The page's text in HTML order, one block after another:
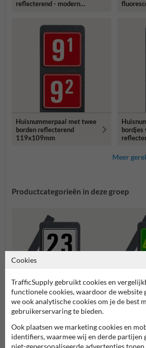
reflecterend - modern
Huisnummerpaal met twee
borden reflecterend
119x109mm
Meer
Productcategorieën in deze groep
Huisnummerpaal met twee
nummers
nummer
Cookies
TrafficSupply gebruikt cookies en
functionele cookies, waardoor de website
we ook analytische cookies om je de best
gebruikerservaring te bieden.
Ook plaatsen we marketing cookies en
identifiers, waarmee wij en derde partijen
niet-gepersonaliseerde advertenties tonen